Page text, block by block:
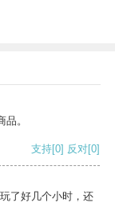
。
支持[0] 反对[0]
了好几个小时，还